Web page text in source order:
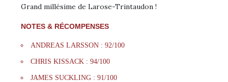
Grand millésime de Larose-Trintaudon !
NOTES & RÉCOMPENSES
ANDREAS LARSSON : 92/100
CHRIS KISSACK : 94/100
JAMES SUCKLING : 91/100